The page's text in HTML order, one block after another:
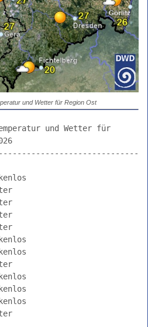
und Wetter für Region Ost
und Wetter für
28   wolkenlos
26   heiter
26   heiter
26   heiter
18   heiter
wolkenlos
wolkenlos
26   heiter
wolkenlos
wolkenlos
wolkenlos
20   heiter